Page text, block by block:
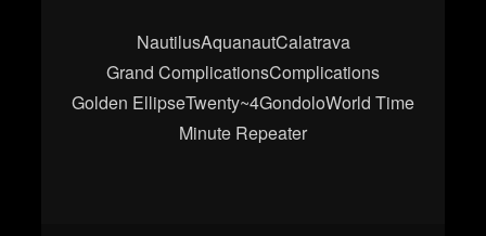
NautilusAquanautCalatrava
Grand ComplicationsComplications
Golden EllipseTwenty~4GondoloWorld Time
Minute Repeater